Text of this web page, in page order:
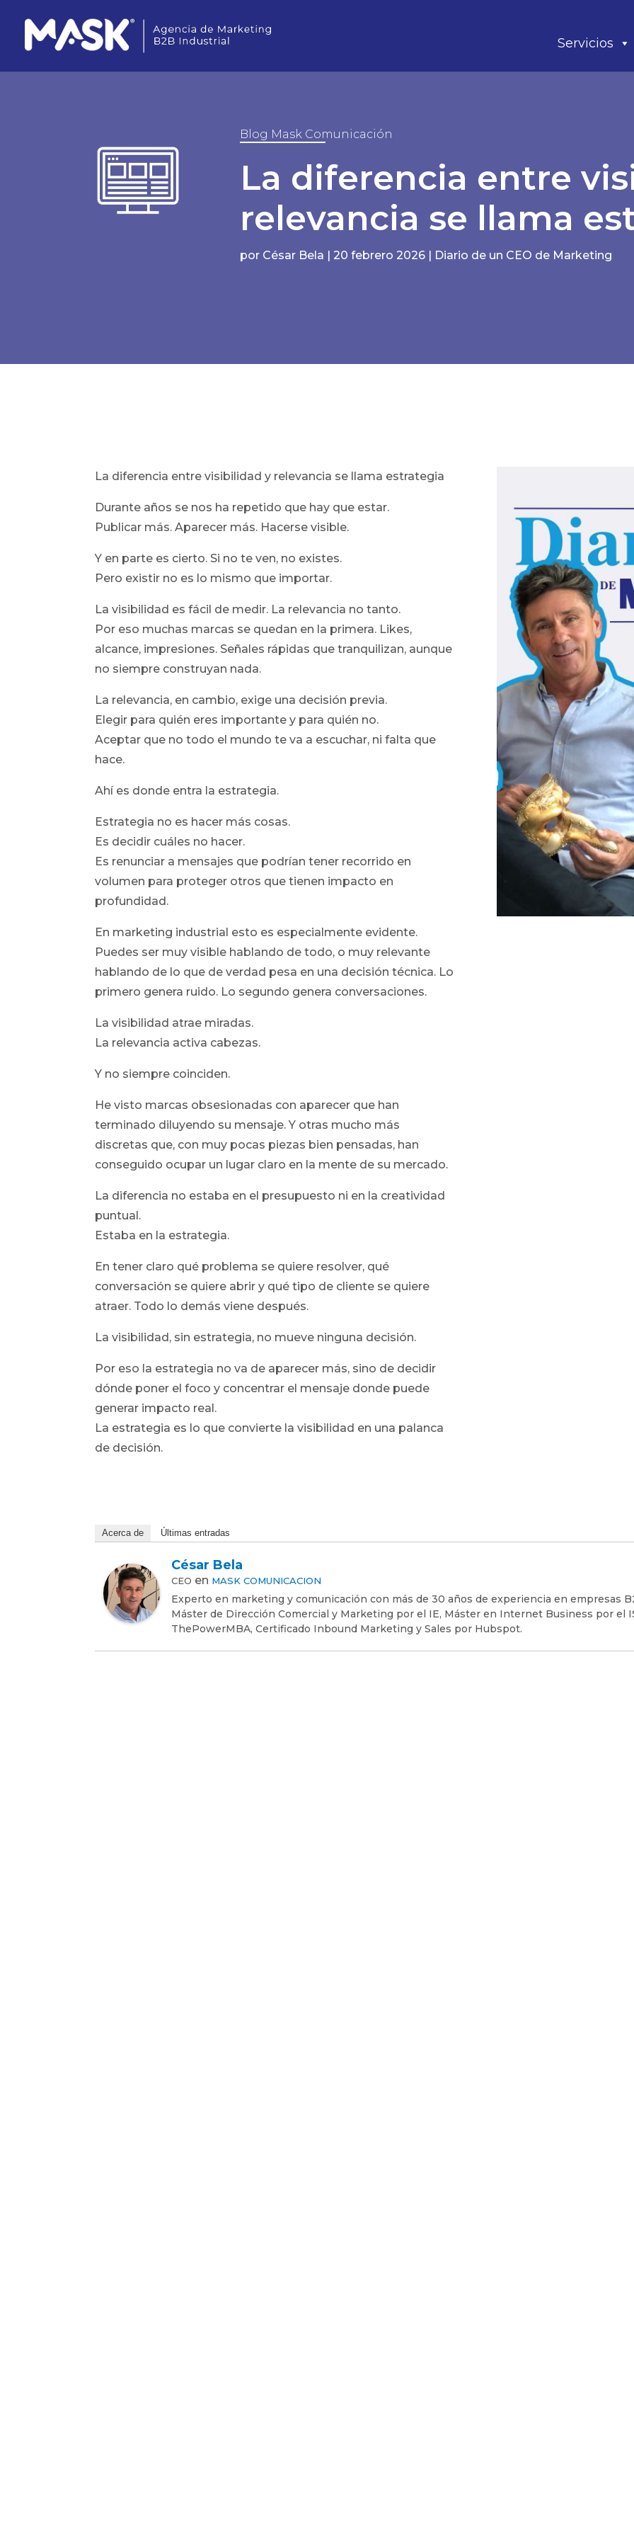
Servicios
Blog Mask Comunicación
La diferencia entre
relevancia se llama
por César Bela | 20 febrero 2026 | Diario de un CEO de Marketing
La diferencia entre visibilidad y relevancia se llama estrategia
Durante años se nos ha repetido que hay que estar.
Publicar más. Aparecer más. Hacerse visible.
Y en parte es cierto. Si no te ven, no existes.
Pero existir no es lo mismo que importar.
La visibilidad es fácil de medir. La relevancia no tanto.
Por eso muchas marcas se quedan en la primera. Likes,
alcance, impresiones. Señales rápidas que tranquilizan, aunque
no siempre construyan nada.
La relevancia, en cambio, exige una decisión previa.
Elegir para quién eres importante y para quién no.
Aceptar que no todo el mundo te va a escuchar, ni falta que
hace.
Ahí es donde entra la estrategia.
Estrategia no es hacer más cosas.
Es decidir cuáles no hacer.
Es renunciar a mensajes que podrían tener recorrido en
volumen para proteger otros que tienen impacto en
profundidad.
En marketing industrial esto es especialmente evidente.
Puedes ser muy visible hablando de todo, o muy relevante
hablando de lo que de verdad pesa en una decisión técnica. Lo
primero genera ruido. Lo segundo genera conversaciones.
La visibilidad atrae miradas.
La relevancia activa cabezas.
Y no siempre coinciden.
He visto marcas obsesionadas con aparecer que han
terminado diluyendo su mensaje. Y otras mucho más
discretas que, con muy pocas piezas bien pensadas, han
conseguido ocupar un lugar claro en la mente de su mercado.
La diferencia no estaba en el presupuesto ni en la creatividad
puntual.
Estaba en la estrategia.
En tener claro qué problema se quiere resolver, qué
conversación se quiere abrir y qué tipo de cliente se quiere
atraer. Todo lo demás viene después.
La visibilidad, sin estrategia, no mueve ninguna decisión.
Por eso la estrategia no va de aparecer más, sino de decidir
dónde poner el foco y concentrar el mensaje donde puede
generar impacto real.
La estrategia es lo que convierte la visibilidad en una palanca
de decisión.
Acerca de Últimas entradas
César Bela
CEO en MASK COMUNICACION
Experto en marketing y comunicación con más de 30 años de experiencia en empresas
Máster de Dirección Comercial y Marketing por el IE, Máster en Internet Business por el
ThePowerMBA, Certificado Inbound Marketing y Sales por Hubspot.